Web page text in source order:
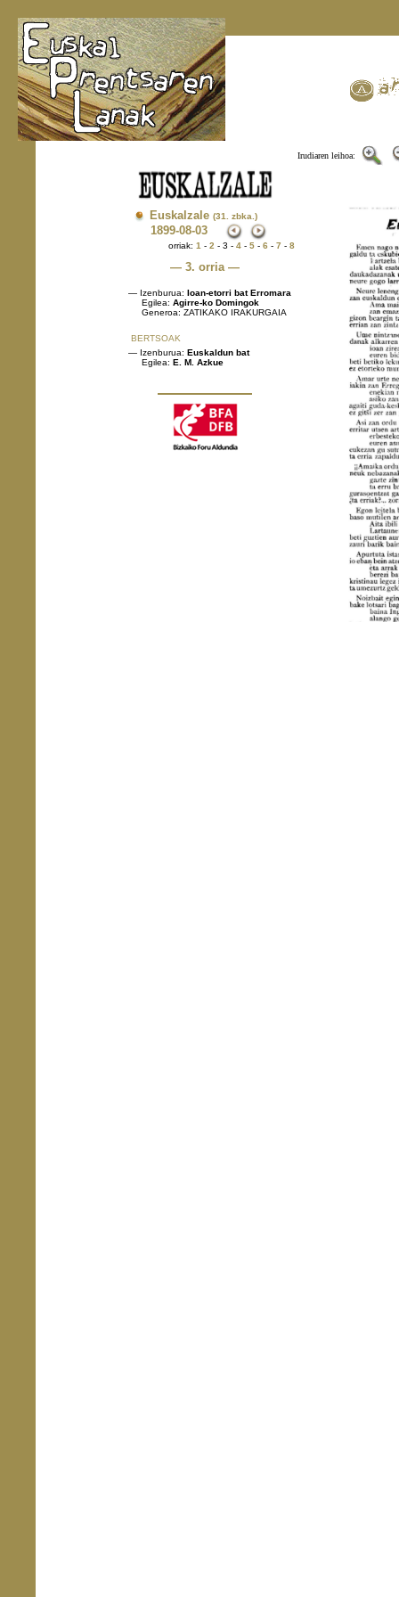
Irudiaren leihoa:
Euskalzale (31. zbka.)
1899-08-03
orriak: 1 - 2 - 3 - 4 - 5 - 6 - 7 - 8
— 3. orria —
— Izenburua: Ioan-etorri bat Erromara
Egilea: Agirre-ko Domingok
Generoa: ZATIKAKO IRAKURGAIA
BERTSOAK
— Izenburua: Euskaldun bat
Egilea: E. M. Azkue